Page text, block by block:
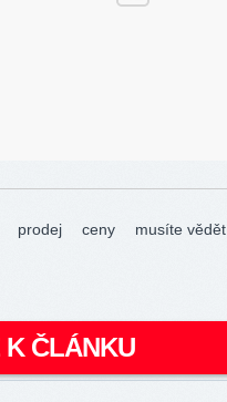
prodej ceny musíte vědět
K ČLÁNKU